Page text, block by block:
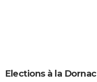
Elections à la Dornac